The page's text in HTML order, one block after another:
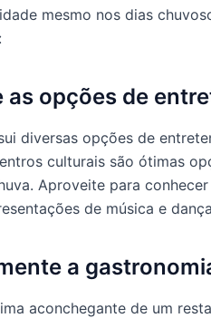
mesmo nos dias
as opções de
diversas opções de
culturais são ótimas
Aproveite para
de música e
a
aconchegante de um